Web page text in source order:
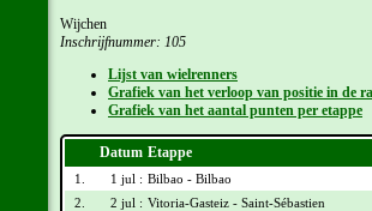
Wijchen
Inschrijfnummer: 105
Lijst van wielrenners
Grafiek van het verloop van positie in de
Grafiek van het aantal punten per etappe
Datum Etappe
1. 1 jul : Bilbao - Bilbao
2.
2 jul : Vitoria-Gasteiz - Saint-Sébastien